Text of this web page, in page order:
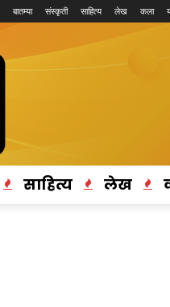
बातम्या संस्कृती साहित्य लेख कला
साहित्य लेख